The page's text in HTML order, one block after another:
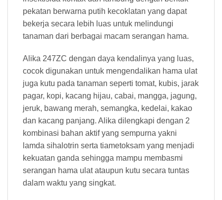
pekatan berwarna putih kecoklatan yang dapat
bekerja secara lebih luas untuk melindungi
tanaman dari berbagai macam serangan hama.
Alika 247ZC dengan daya kendalinya yang luas,
cocok digunakan untuk mengendalikan hama ulat
juga kutu pada tanaman seperti tomat, kubis, jarak
pagar, kopi, kacang hijau, cabai, mangga, jagung,
jeruk, bawang merah, semangka, kedelai, kakao
dan kacang panjang. Alika dilengkapi dengan 2
kombinasi bahan aktif yang sempurna yakni
lamda sihalotrin serta tiametoksam yang menjadi
kekuatan ganda sehingga mampu membasmi
serangan hama ulat ataupun kutu secara tuntas
dalam waktu yang singkat.